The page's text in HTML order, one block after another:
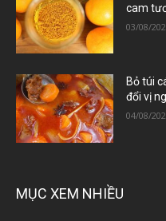
cam
03/08/
Bỏ túi
đổi vị
04/08/
MỤC XEM NHIỀU